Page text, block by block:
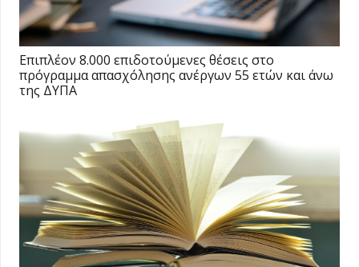
Επιπλέον 8.000 επιδοτούμενες θέσεις στο
πρόγραμμα απασχόλησης ανέργων 55 ετών και άνω
της ΔΥΠΑ